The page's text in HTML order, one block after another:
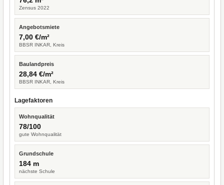
Zensus 2022
Angebotsmiete
7,00 €/m²
BBSR INKAR, Kreis
Baulandpreis
28,84 €/m²
BBSR INKAR, Kreis
Lagefaktoren
Wohnqualität
78/100
gute Wohnqualität
Grundschule
184 m
nächste Schule